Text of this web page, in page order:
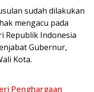
sudah dilakukan
mengacu pada
Republik Indonesia
Gubernur,
Kota.
Penghargaan